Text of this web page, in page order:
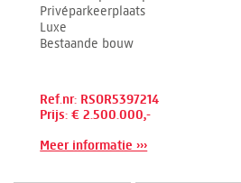
Privéparkeerplaats
Luxe
Bestaande bouw
Ref.nr: RSOR5397214
Prijs: € 2.500.000,-
Meer informatie ›››